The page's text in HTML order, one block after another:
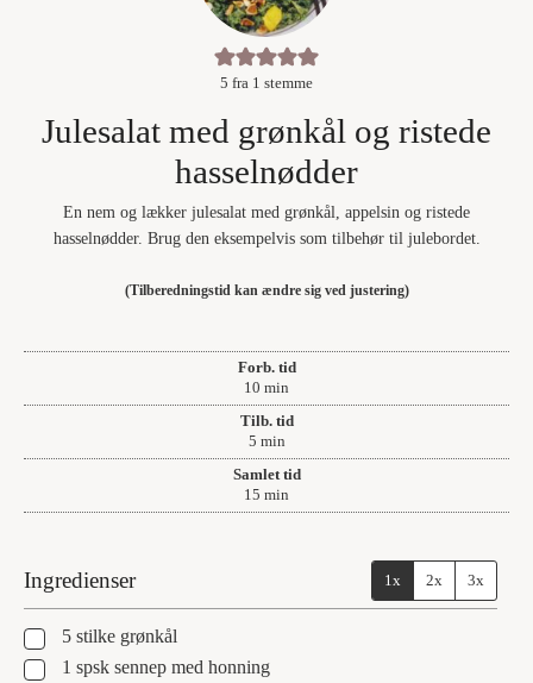
5 fra 1 stemme
Julesalat med grønkål og ristede
hasselnødder
En nem og lækker julesalat med grønkål, appelsin og ristede
hasselnødder. Brug den eksempelvis som tilbehør til julebordet.
(Tilberedningstid kan ændre sig ved justering)
Forb. tid
10 minutter
min
Tilb. tid
5minutter
min
Samlet tid
15 minutter
min
Ingredienser 1x 2x 3x
▢
5 stilke grønkål
▢1 spsk sennep med honning